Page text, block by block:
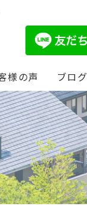
様の声 ブロ